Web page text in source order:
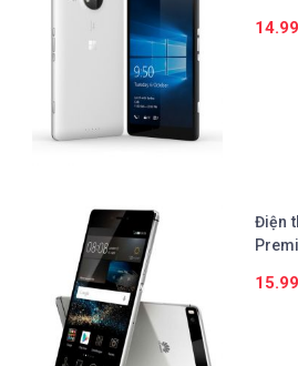
Điện